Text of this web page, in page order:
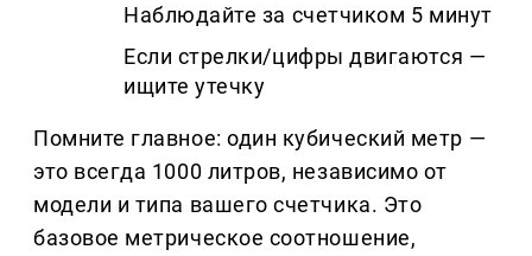
Наблюдайте за счетчиком 5 минут
Если стрелки/цифры двигаются —
ищите утечку
Помните главное: один кубический метр —
это всегда 1000 литров, независимо от
модели и типа вашего счетчика. Это
базовое метрическое соотношение,